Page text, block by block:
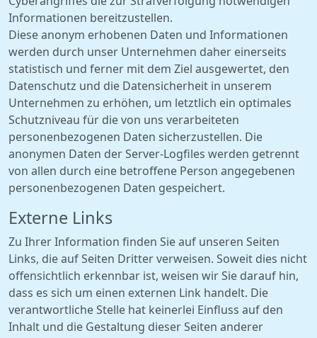
Informationen bereitzustellen.
Diese anonym erhobenen Daten und Informationen
werden durch unser Unternehmen daher einerseits
statistisch und ferner mit dem Ziel ausgewertet, den
Datenschutz und die Datensicherheit in unserem
Unternehmen zu erhöhen, um letztlich ein optimales
Schutzniveau für die von uns verarbeiteten
personenbezogenen Daten sicherzustellen. Die
anonymen Daten der Server-Logfiles werden getrennt
von allen durch eine betroffene Person angegebenen
personenbezogenen Daten gespeichert.
Externe Links
Zu Ihrer Information finden Sie auf unseren Seiten
Links, die auf Seiten Dritter verweisen. Soweit dies nicht
offensichtlich erkennbar ist, weisen wir Sie darauf hin,
dass es sich um einen externen Link handelt. Die
verantwortliche Stelle hat keinerlei Einfluss auf den
Inhalt und die Gestaltung dieser Seiten anderer